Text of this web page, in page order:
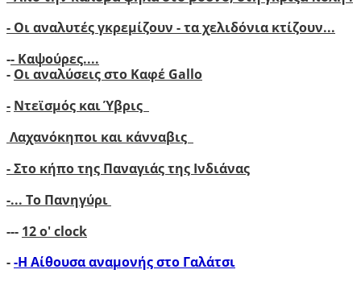
- Οι αναλυτές γκρεμίζουν - τα χελιδόνια κτίζουν...
-- Καψούρες....
- Οι αναλύσεις στο Καφέ Gallo
- Ντεϊσμός και Ύβρις
Λαχανόκηποι και κάνναβις
- Στο κήπο της Παναγιάς της Ινδιάνας
-... Το Πανηγύρι
--- 12 ο' clock
--Η Αίθουσα αναμονής στο Γαλάτσι